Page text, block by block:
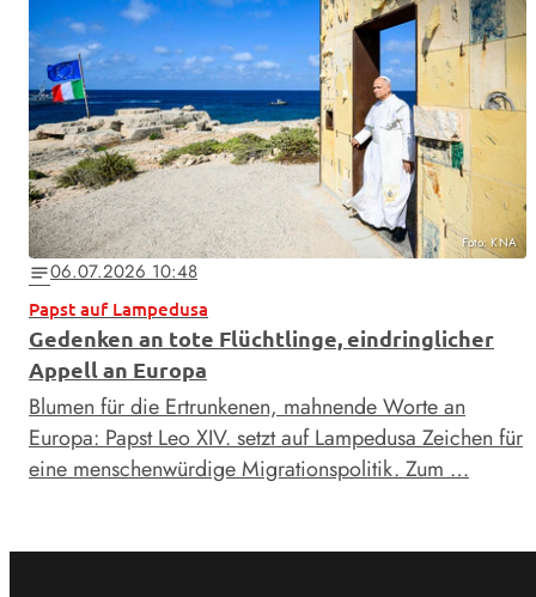
Foto: KNA
notes06.07.2026 10:48
Papst auf Lampedusa
Gedenken an tote Flüchtlinge, eindringlicher
Appell an Europa
Blumen für die Ertrunkenen, mahnende Worte an
Europa: Papst Leo XIV. setzt auf Lampedusa Zeichen für
eine menschenwürdige Migrationspolitik. Zum …